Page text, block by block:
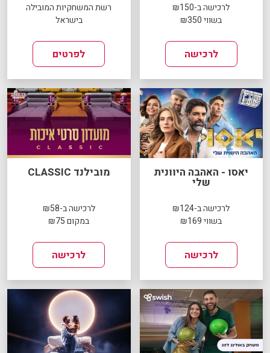
לרכישה ב-₪150
בשווי ₪350
לרכישה
רשת המשחקיות המובילה
בישראל
לפרטים
יאסו - האהבה היוונית
שלי
לרכישה ב-₪124
בשווי ₪169
לרכישה
מובילנד CLASSIC
לרכישה ב-₪58
במקום ₪75
לרכישה